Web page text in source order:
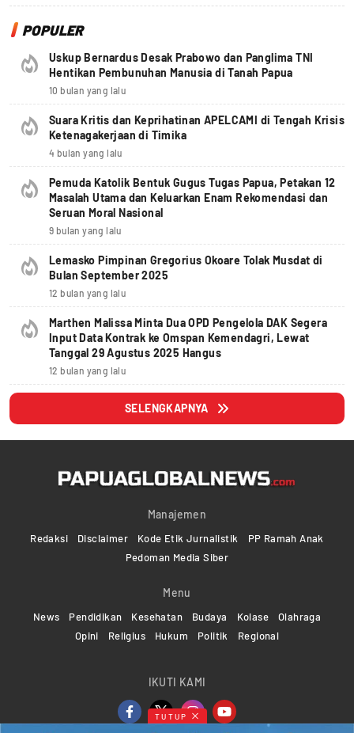
POPULER
Uskup Bernardus Desak Prabowo dan Panglima TNI
Hentikan Pembunuhan Manusia di Tanah Papua
10 bulan yang lalu
Suara Kritis dan Keprihatinan APELCAMI di Tengah Krisis
Ketenagakerjaan di Timika
4 bulan yang lalu
Pemuda Katolik Bentuk Gugus Tugas Papua, Petakan 12
Masalah Utama dan Keluarkan Enam Rekomendasi dan
Seruan Moral Nasional
9 bulan yang lalu
Lemasko Pimpinan Gregorius Okoare Tolak Musdat di
Bulan September 2025
12 bulan yang lalu
Marthen Malissa Minta Dua OPD Pengelola DAK Segera
Input Data Kontrak ke Omspan Kemendagri, Lewat
Tanggal 29 Agustus 2025 Hangus
12 bulan yang lalu
SELENGKAPNYA
Manajemen
Redaksi Disclaimer Kode Etik Jurnalistik
PP Ramah Anak
Pedoman Media Siber
Menu
News Pendidikan Kesehatan Budaya Kolase
Olahraga
Opini
Religius Hukum Politik Regional
IKUTI KAMI
TUTUP